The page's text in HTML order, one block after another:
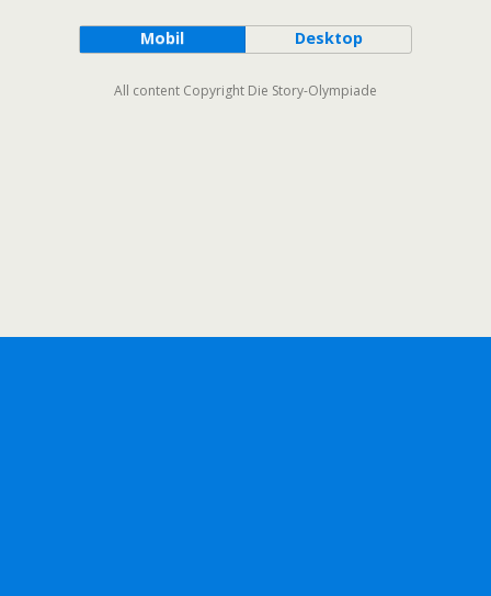
Mobil Desktop
All content Copyright Die Story-Olympiade